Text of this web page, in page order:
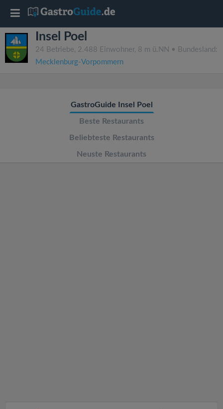
Insel Poel
24 Betriebe, 2.488 Einwohner, 8 m ü.NN • Bundesland:
Mecklenburg-Vorpommern
GastroGuide Insel Poel
Beste Restaurants
Beliebteste Restaurants
Neuste Restaurants
T
o
g